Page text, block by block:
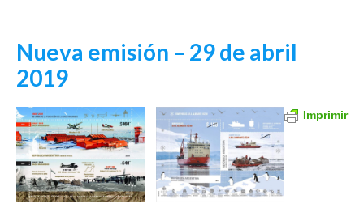
Nueva emisión – 29 de abril
2019
Imprimir